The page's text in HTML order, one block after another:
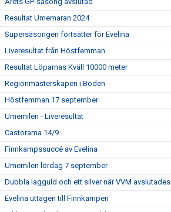
Resultat Umemaran 2024
Supersäsongen fortsätter för Evelina
Liveresultat från Höstfemman
Resultat Löparnas Kväll 10000 meter
Regionmästerskapen i Boden
Höstfemman 17 september
Umemilen - Liveresultat
Castorama 14/9
Finnkampssuccé av Evelina
Umemilen lördag 7 september
Dubbla lagguld och ett silver när VVM avslutades
Evelina uttagen till Finnkampen